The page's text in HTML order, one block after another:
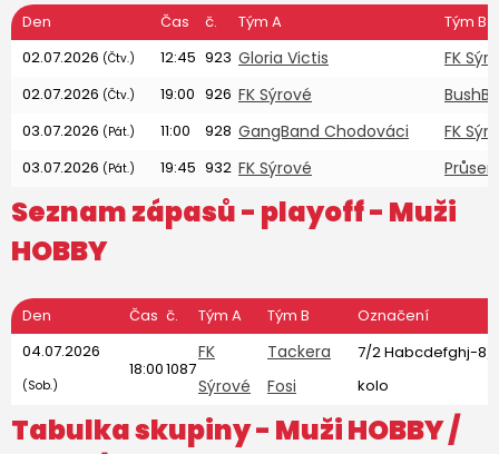
Den Čas č. Tým A
Tým B
02.07.2026 (Čtv.) 12:45 923 Gloria Victis FK
02.07.2026 (Čtv.) 19:00 926 FK Sýrové
03.07.2026 (Pát.) 11:00 928 GangBand Chodováci FK
03.07.2026 (Pát.) 19:45 932 FK Sýrové Průser
Seznam zápasů - playoff - Muži
HOBBY
Den Čas č. Tým A Tým B
Označení
04.07.2026
(Sob.)
18:001087
FK
Sýrové
Tackera
Fosi
7/2 Habcdefghj-8/
kolo
Tabulka skupiny - Muži HOBBY/